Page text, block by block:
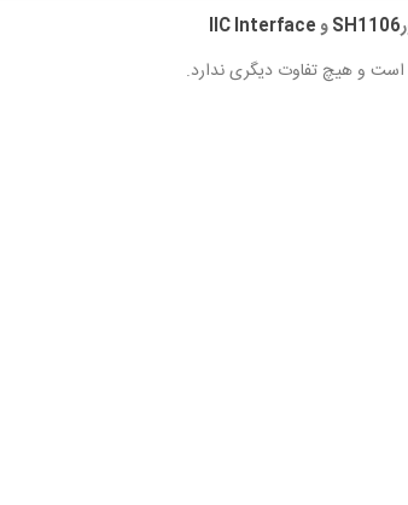
SH1106وIIC Interface